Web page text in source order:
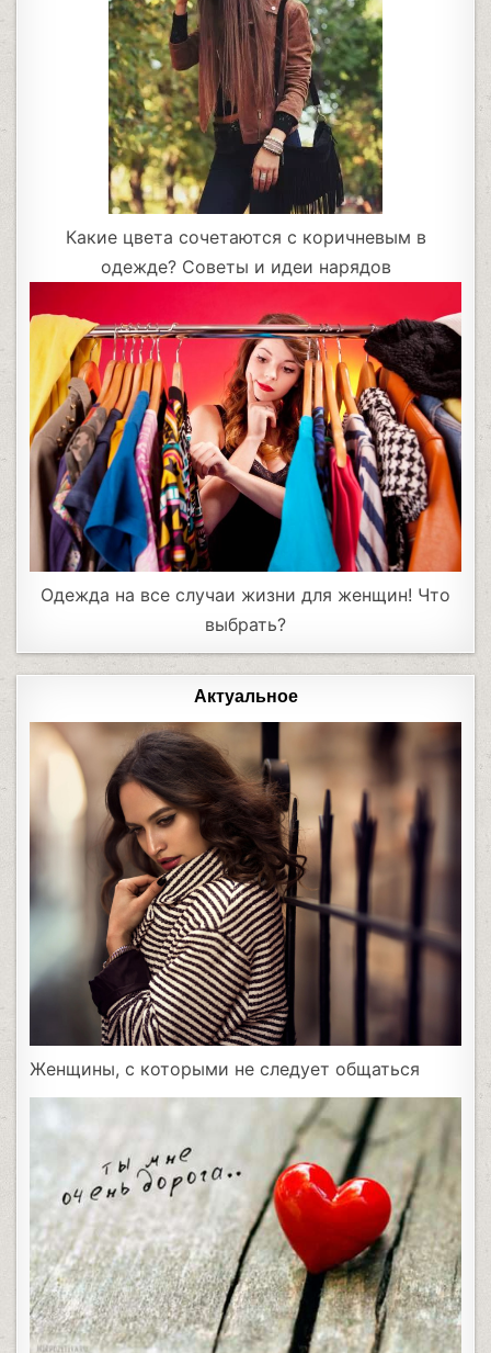
Какие цвета сочетаются с коричневым в
одежде? Советы и идеи нарядов
Одежда на все случаи жизни для женщин! Что
выбрать?
Актуальное
Женщины, с которыми не следует общаться